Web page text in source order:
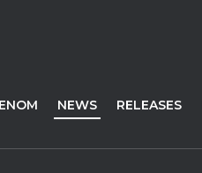
NEWS RELEASES